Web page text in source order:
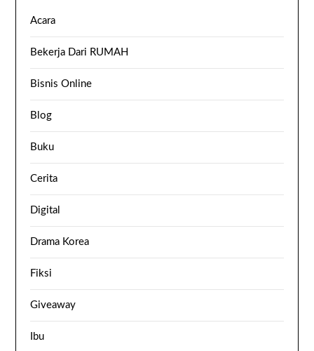
Acara
Bekerja Dari RUMAH
Bisnis Online
Blog
Buku
Cerita
Digital
Drama Korea
Fiksi
Giveaway
Ibu